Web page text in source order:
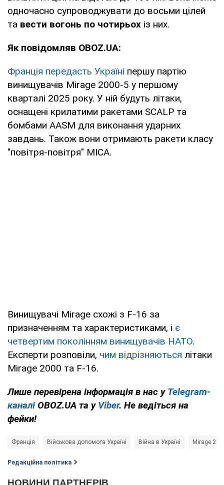
одночасно супроводжувати до восьми цілей
та вести вогонь по чотирьох із них.
Як повідомляв OBOZ.UA:
Франція передасть Україні першу партію
винищувачів Mirage 2000-5 у першому
кварталі 2025 року. У ній будуть літаки,
оснащені крилатими ракетами SCALP та
бомбами AASM для виконання ударних
завдань. Також вони отримають ракети класу
"повітря-повітря" MICA.
Винищувачі Mirage схожі з F-16 за
призначенням та характеристиками, і є
четвертим поколінням винищувачів НАТО.
Експерти розповіли, чим відрізняються літаки
Mirage 2000 та F-16.
Лише перевірена інформація в нас у Telegram-
каналі OBOZ.UA та у Viber. Не ведіться на
фейки!
Франція Військова допомога Україні Війна в Україні Mirage
Редакційна політика